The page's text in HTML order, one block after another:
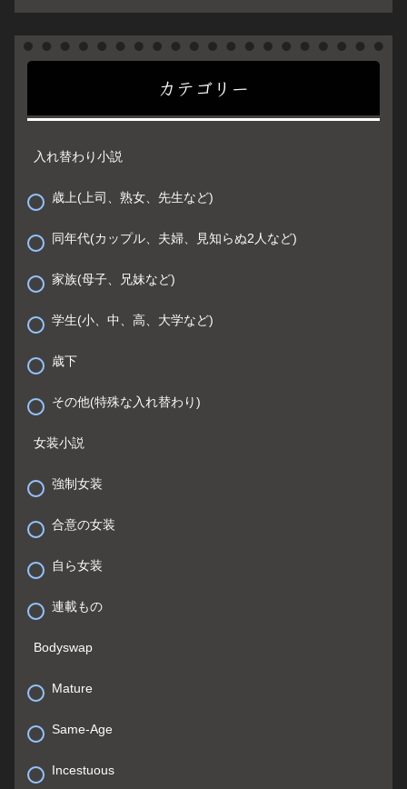
カテゴリー
入れ替わり小説
歳上(上司、熟女、先生など)
同年代(カップル、夫婦、見知らぬ2人など)
家族(母子、兄妹など)
学生(小、中、高、大学など)
歳下
その他(特殊な入れ替わり)
女装小説
強制女装
合意の女装
自ら女装
連載もの
Bodyswap
Mature
Same-Age
Incestuous